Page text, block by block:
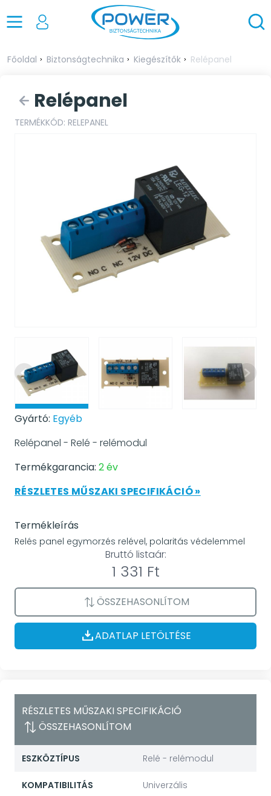
Főoldal Biztonságtechnika Kiegészítők Relépanel
Relépanel
TERMÉKKÓD: RELEPANEL
Gyártó: Egyéb
Relépanel - Relé - relémodul
Termékgarancia: 2 év
RÉSZLETES MŰSZAKI SPECIFIKÁCIÓ »
Termékleírás
Relés panel egymorzés relével, polaritás védelemmel
Bruttó listaár:
1 331 Ft
ÖSSZEHASONLÍTOM
ADATLAP LETÖLTÉSE
RÉSZLETES MŰSZAKI SPECIFIKÁCIÓ
ÖSSZEHASONLÍTOM
ESZKÖZTÍPUS Relé - relémodul
KOMPATIBILITÁS Univerzális